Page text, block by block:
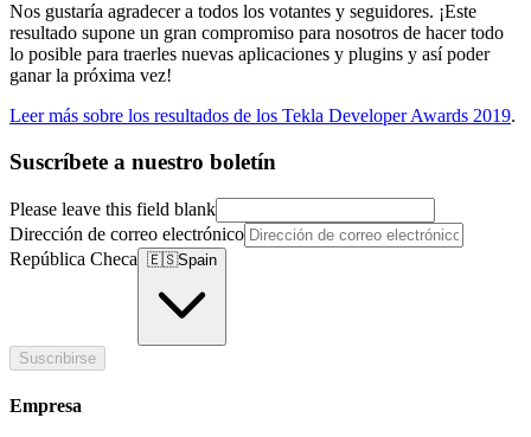
Nos gustaría agradecer a todos los votantes y seguidores. ¡Este
resultado supone un gran compromiso para nosotros de hacer todo
lo posible para traerles nuevas aplicaciones y plugins y así poder
ganar la próxima vez!
Leer más sobre los resultados de los Tekla Developer Awards 2019.
Suscríbete a nuestro boletín
Please leave this field blank
Dirección de correo electrónico
República Checa 🇪🇸Spain
Suscribirse
Empresa